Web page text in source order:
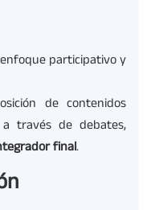
participativo y
de contenidos
través de debates,
final.